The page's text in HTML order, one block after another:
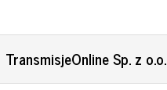
TransmisjeOnline Sp. z o.o.